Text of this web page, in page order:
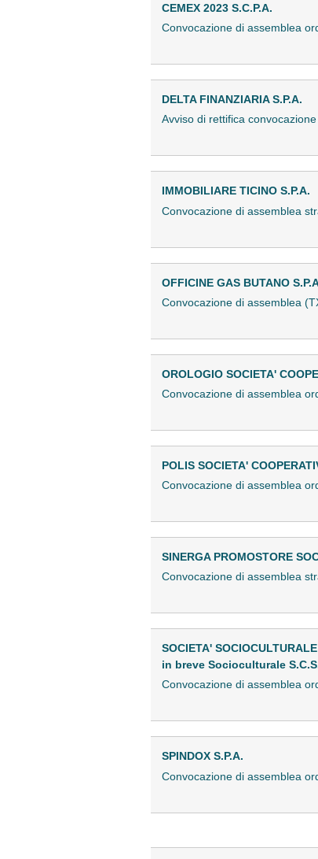
CEMEX 2023 S.C.P.A.
Convocazione di assemblea
DELTA FINANZIARIA S.P.A.
Avviso di rettifica
IMMOBILIARE TICINO S.P.A.
Convocazione di assemblea
OFFICINE GAS BUTANO
Convocazione di assemblea
OROLOGIO SOCIETA'
Convocazione di assemblea
POLIS SOCIETA'
Convocazione di assemblea
SINERGA PROMOSTORE
Convocazione di assemblea
SOCIETA'
in breve Socioculturale
Convocazione di assemblea
SPINDOX S.P.A.
Convocazione di assemblea